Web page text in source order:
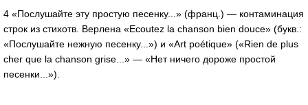
4 «Послушайте эту простую песенку...» (франц.) — контаминация
строк из стихотв. Верлена «Ecoutez la chanson bien douce» (букв.:
«Послушайте нежную песенку...») и «Art poétique» («Rien de plus
cher que la chanson grise...» — «Нет ничего дороже простой
песенки...»).